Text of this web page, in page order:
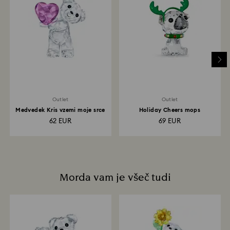
Ko prejmemo vaše vračilo, ga najprej zabeležimo, ko
vračilo obdelamo, pa boste o tem obveščeni po
elektronski pošti. Prenos vašega vračila je nato
odvisen od smernic vaše finančne ustanove in od 3 do
7 delovnih dni lahko traja, da se znesek vračila vknjiži
nazaj na plačilno metodo, ki ste jo uporabili ob
Outlet
Medvedek Kris vzemi moje srce
62 EUR
Outlet
Holiday Cheers mops
69 EUR
Morda vam je všeč tudi